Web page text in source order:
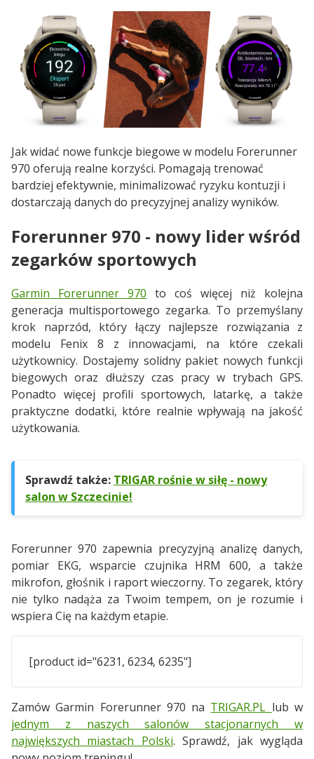
Jak widać nowe funkcje biegowe w modelu Forerunner
970 oferują realne korzyści. Pomagają trenować
bardziej efektywnie, minimalizować ryzyku kontuzji i
dostarczają danych do precyzyjnej analizy wyników.
Forerunner 970 - nowy lider wśród
zegarków sportowych
Garmin Forerunner 970 to coś więcej niż kolejna
generacja multisportowego zegarka. To przemyślany
krok naprzód, który łączy najlepsze rozwiązania z
modelu Fenix 8 z innowacjami, na które czekali
użytkownicy. Dostajemy solidny pakiet nowych funkcji
biegowych oraz dłuższy czas pracy w trybach GPS.
Ponadto więcej profili sportowych, latarkę, a także
praktyczne dodatki, które realnie wpływają na jakość
użytkowania.
Sprawdź także: TRIGAR rośnie w siłę - nowy
salon w Szczecinie!
Forerunner 970 zapewnia precyzyjną analizę danych,
pomiar EKG, wsparcie czujnika HRM 600, a także
mikrofon, głośnik i raport wieczorny. To zegarek, który
nie tylko nadąża za Twoim tempem, on je rozumie i
wspiera Cię na każdym etapie.
[product id="6231, 6234, 6235"]
Zamów Garmin Forerunner 970 na TRIGAR.PL lub w
jednym z naszych salonów stacjonarnych w
największych miastach Polski. Sprawdź, jak wygląda